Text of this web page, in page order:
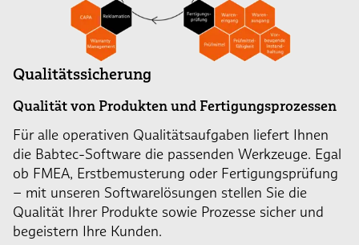
Qualitätssicherung
Qualität von Produkten und Fertigungsprozessen
Für alle operativen Qualitätsaufgaben liefert Ihnen
die Babtec-Software die passenden Werkzeuge. Egal
ob FMEA, Erstbemusterung oder Fertigungsprüfung
– mit unseren Softwarelösungen stellen Sie die
Qualität Ihrer Produkte sowie Prozesse sicher und
begeistern Ihre Kunden.